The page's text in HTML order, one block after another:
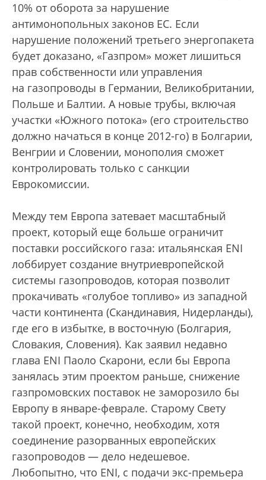
10% от оборота за нарушение
антимонопольных законов ЕС. Если
нарушение положений третьего энергопакета
будет доказано, «Газпром» может лишиться
прав собственности или управления
на газопроводы в Германии, Великобритании,
Польше и Балтии. А новые трубы, включая
участки «Южного потока» (его строительство
должно начаться в конце 2012-го) в Болгарии,
Венгрии и Словении, монополия сможет
контролировать только с санкции
Еврокомиссии.
Между тем Европа затевает масштабный
проект, который еще больше ограничит
поставки российского газа: итальянская ENI
лоббирует создание внутриевропейской
системы газопроводов, которая позволит
прокачивать «голубое топливо» из западной
части континента (Скандинавия, Нидерланды),
где его в избытке, в восточную (Болгария,
Словакия, Словения). Как заявил недавно
глава ENI Паоло Скарони, если бы Европа
занялась этим проектом раньше, снижение
газпромовских поставок не заморозило бы
Европу в январе-феврале. Старому Свету
такой проект, конечно, необходим, хотя
соединение разорванных европейских
газопроводов — дело недешевое.
Любопытно, что ENI, с подачи экс-премьера